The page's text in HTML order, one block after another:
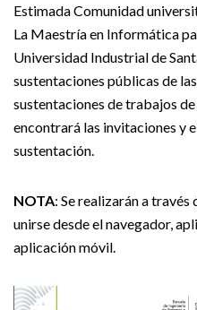
Estimada Comunidad
La Maestría en Informática
Universidad Industrial de
sustentaciones públicas de
sustentaciones de trabajos
encontrará las invitaciones y
sustentación.
NOTA: Se realizarán a
unirse desde el navegador,
aplicación móvil.